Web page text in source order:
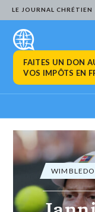
LE JOURNAL CHRÉTIEN
FAITES UN DON
VOS IMPÔTS EN
ACTUALITÉ